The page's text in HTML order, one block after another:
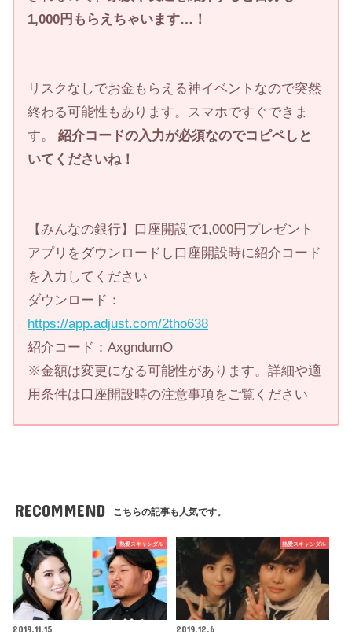
1,000円もらえちゃいます…！
リスクなしでお金もらえる神イベントなので突然
終わる可能性もあります。スマホですぐできま
す。紹介コードの入力が必須なのでコピペしと
いてくださいね！
【みんなの銀行】口座開設で1,000円プレゼント
アプリをダウンロードし口座開設時に紹介コード
を入力してください
ダウンロード：
https://app.adjust.com/2tho638
紹介コード：AxgndumO
※金額は変更になる可能性があります。詳細や適
用条件は口座開設時の注意事項をご覧ください
RECOMMEND こちらの記事も人気です。
熱愛スキャンダル
2019.11.15
熱愛スキャンダル
2019.12.6